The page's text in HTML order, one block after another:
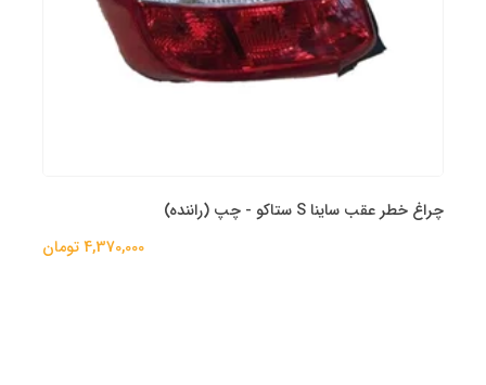
چراغ خطر عقب ساینا S ستاکو - چپ (راننده)
4,370,000 تومان